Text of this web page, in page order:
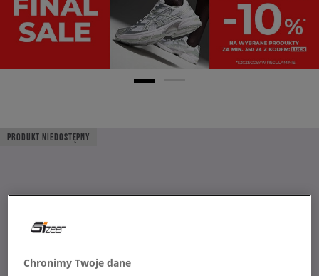
PRODUKT NIEDOSTĘPNY
Chronimy Twoje dane